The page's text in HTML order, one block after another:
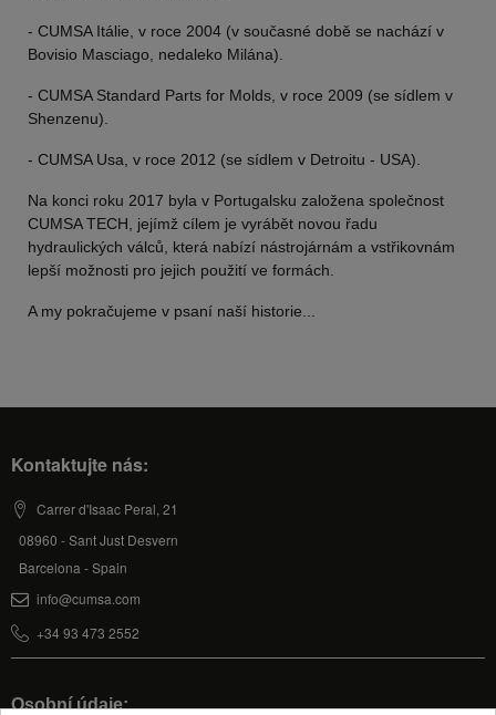
- CUMSA Itálie, v roce 2004 (v současné době se nachází v
Bovisio Masciago, nedaleko Milána).
- CUMSA Standard Parts for Molds, v roce 2009 (se sídlem v
Shenzenu).
- CUMSA Usa, v roce 2012 (se sídlem v Detroitu - USA).
Na konci roku 2017 byla v Portugalsku založena společnost
CUMSA TECH, jejímž cílem je vyrábět novou řadu
hydraulických válců, která nabízí nástrojárnám a vstřikovnám
lepší možnosti pro jejich použití ve formách.
A my pokračujeme v psaní naší historie...
Kontaktujte nás:
Carrer d'Isaac Peral, 21
08960 - Sant Just Desvern
Barcelona - Spain
info@cumsa.com
+34 93 473 2552
Osobní údaje: